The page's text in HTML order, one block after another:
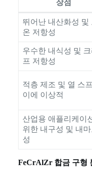
장점
뛰어난 내산화성 및
온 저항성
우수한 내식성 및 크
프 저항성
적층 제조 및 열 스
이에 이상적
산업용 애플리케이
위한 내구성 및 내마
성
FeCrAlZr 합금 구형